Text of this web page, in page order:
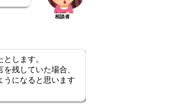
相談者
します。
残していた場合、
うになると思います